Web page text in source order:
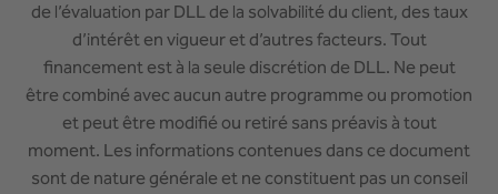
de l’évaluation par DLL de la solvabilité du client, des taux
d’intérêt en vigueur et d’autres facteurs. Tout
financement est à la seule discrétion de DLL. Ne peut
être combiné avec aucun autre programme ou promotion
et peut être modifié ou retiré sans préavis à tout
moment. Les informations contenues dans ce document
sont de nature générale et ne constituent pas un conseil